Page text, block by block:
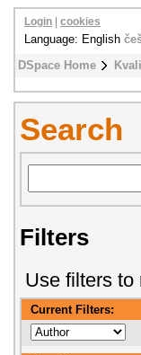
DSpace Home
Login cookies
Language: English
Search
Filters
Use filters to
Current Filters: